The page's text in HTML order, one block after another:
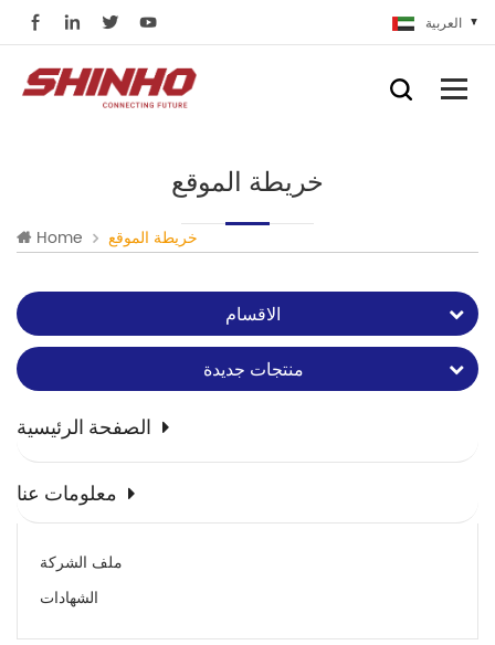
العربية
خريطة الموقع
Home خريطة الموقع
الاقسام
منتجات جديدة
الصفحة الرئيسية
معلومات عنا
ملف الشركة
الشهادات